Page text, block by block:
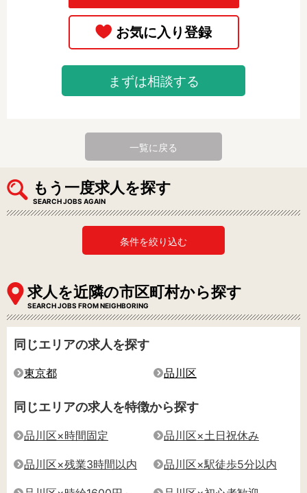
まずは相談する
一覧に戻る
もう一度求人を探す
SEARCH JOBS AGAIN
条件を絞り込む
求人を近隣の市区町村から探す
SEARCH JOBS FROM NEIGHBORING
同じエリアの求人を探す
東京都 品川区
同じエリアの求人を特徴から探す
品川区×時間固定 品川区×土日祝休み
品川区×残業3時間以内 品川区×駅徒歩5分以内